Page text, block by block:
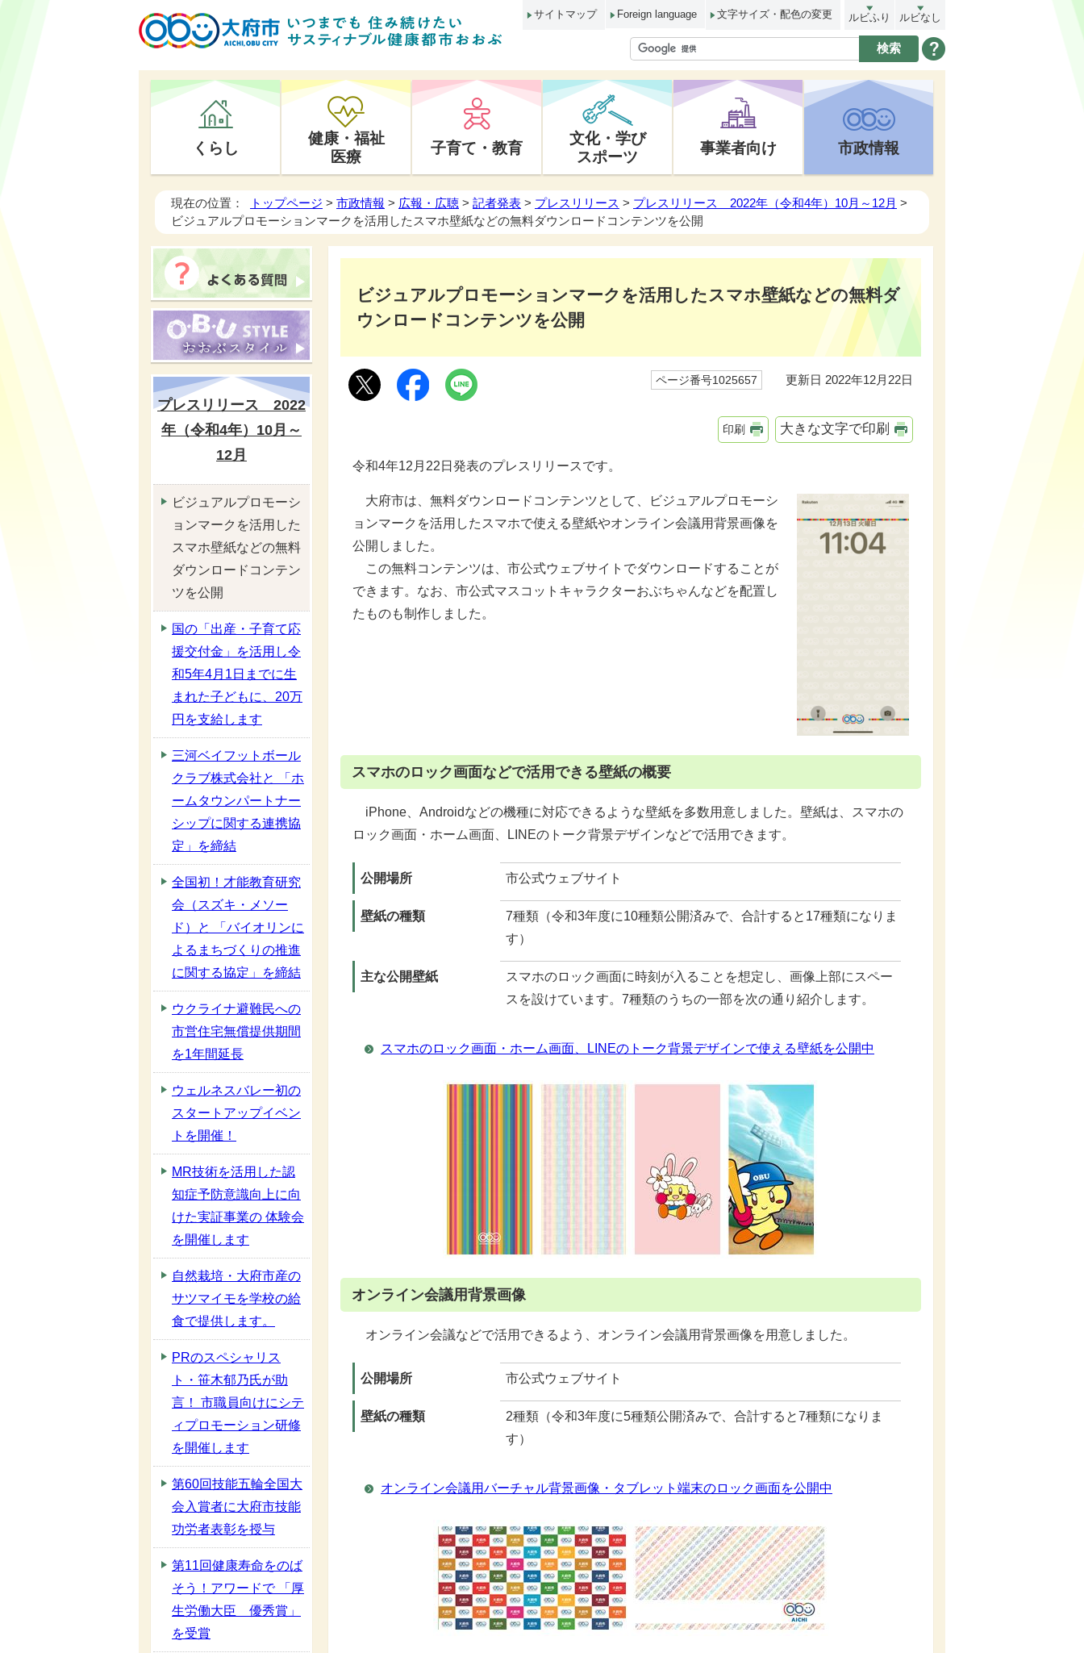
サイトマップ Foreign language 文字サイズ・配色の変更 ルビふり ルビなし
くらし
健康・福祉
医療
子育て・教育
文化・学び
スポーツ
事業者向け 市政情報
現在の位置： トップページ > 市政情報 > 広報・広聴 > 記者発表 > プレスリリース > プレスリリース 2022年（令和4年）10月～12月 >
ビジュアルプロモーションマークを活用したスマホ壁紙などの無料ダウンロードコンテンツを公開
ビジュアルプロモーションマークを活用したスマホ壁紙などの無料ダ
ウンロードコンテンツを公開
ページ番号1025657 更新日 2022年12月22日
印刷 大きな文字で印刷
令和4年12月22日発表のプレスリリースです。
大府市は、無料ダウンロードコンテンツとして、ビジュアルプロモーシ
ョンマークを活用したスマホで使える壁紙やオンライン会議用背景画像を
公開しました。
この無料コンテンツは、市公式ウェブサイトでダウンロードすることが
できます。なお、市公式マスコットキャラクターおぶちゃんなどを配置し
たものも制作しました。
スマホのロック画面などで活用できる壁紙の概要
iPhone、Androidなどの機種に対応できるような壁紙を多数用意しました。壁紙は、スマホの
ロック画面・ホーム画面、LINEのトーク背景デザインなどで活用できます。
公開場所 市公式ウェブサイト
壁紙の種類
7種類（令和3年度に10種類公開済みで、合計すると17種類になりま
す）
主な公開壁紙
スマホのロック画面に時刻が入ることを想定し、画像上部にスペー
スを設けています。7種類のうちの一部を次の通り紹介します。
スマホのロック画面・ホーム画面、LINEのトーク背景デザインで使える壁紙を公開中
オンライン会議用背景画像
オンライン会議などで活用できるよう、オンライン会議用背景画像を用意しました。
公開場所 市公式ウェブサイト
壁紙の種類
2種類（令和3年度に5種類公開済みで、合計すると7種類になりま
す）
オンライン会議用バーチャル背景画像・タブレット端末のロック画面を公開中
プレスリリース 2022
年（令和4年）10月～
12月
ビジュアルプロモーシ
ョンマークを活用した
スマホ壁紙などの無料
ダウンロードコンテン
ツを公開
国の「出産・子育て応
援交付金」を活用し令
和5年4月1日までに生
まれた子どもに、20万
円を支給します
三河ベイフットボール
クラブ株式会社と 「ホ
ームタウンパートナー
シップに関する連携協
定」を締結
全国初！才能教育研究
会（スズキ・メソー
ド）と 「バイオリンに
よるまちづくりの推進
に関する協定」を締結
ウクライナ避難民への
市営住宅無償提供期間
を1年間延長
ウェルネスバレー初の
スタートアップイベン
トを開催！
MR技術を活用した認
知症予防意識向上に向
けた実証事業の 体験会
を開催します
自然栽培・大府市産の
サツマイモを学校の給
食で提供します。
PRのスペシャリス
ト・笹木郁乃氏が助
言！ 市職員向けにシテ
ィプロモーション研修
を開催します
第60回技能五輪全国大
会入賞者に大府市技能
功労者表彰を授与
第11回健康寿命をのば
そう！アワードで 「厚
生労働大臣 優秀賞」
を受賞